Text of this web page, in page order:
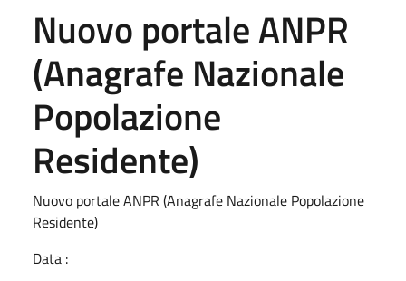
Nuovo portale ANPR
(Anagrafe Nazionale
Popolazione
Residente)
Nuovo portale ANPR (Anagrafe Nazionale Popolazione
Residente)
Data :